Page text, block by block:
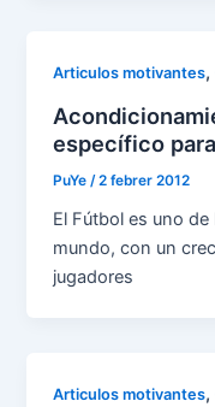
Articulos motivantes,
específico
PuYe /2 febrer 2012
El Fútbol es uno
mundo, con un
jugadores
Articulos motivantes,